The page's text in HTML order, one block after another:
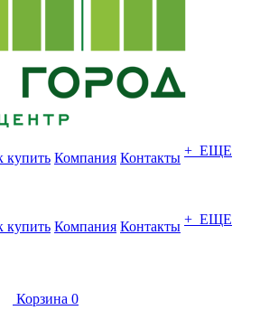
купить Компания Контакты + ЕЩЕ
купить Компания Контакты + ЕЩЕ
Корзина 0